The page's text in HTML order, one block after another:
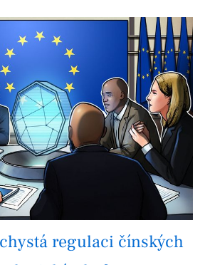
regulaci čínských